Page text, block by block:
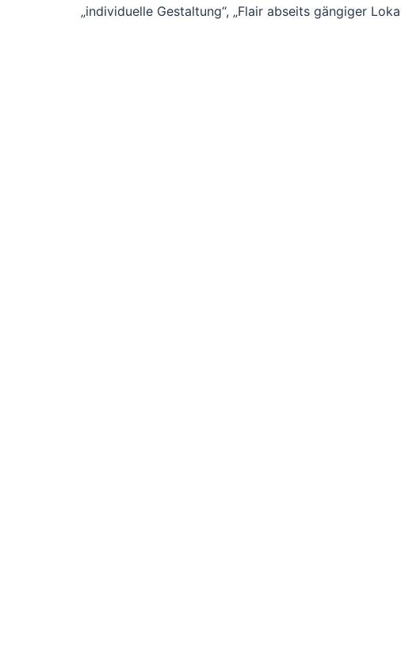
„individuelle Gestaltung“, „Flair abseits gängiger